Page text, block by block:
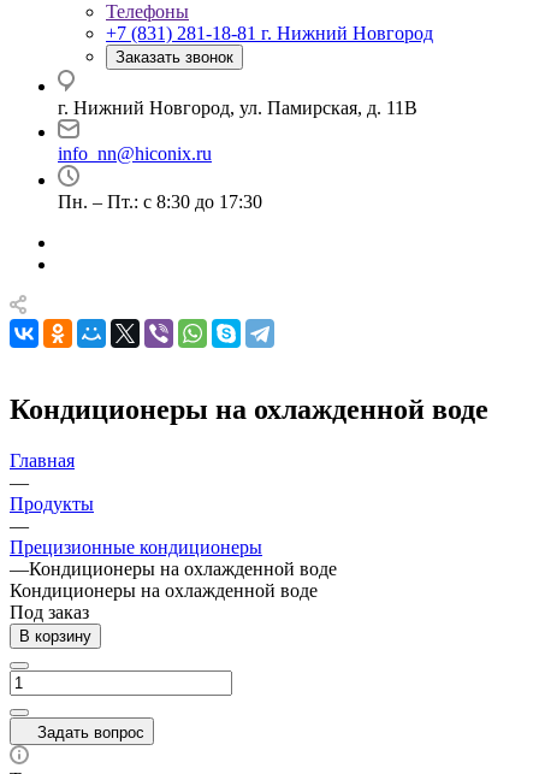
Телефоны
+7 (831) 281-18-81 г. Нижний Новгород
Заказать звонок
г. Нижний Новгород, ул. Памирская, д. 11В
info_nn@hiconix.ru
Пн. – Пт.: с 8:30 до 17:30
Кондиционеры на охлажденной воде
Главная
—
Продукты
—
Прецизионные кондиционеры
—Кондиционеры на охлажденной воде
Кондиционеры на охлажденной воде
Под заказ
В корзину
Задать вопрос